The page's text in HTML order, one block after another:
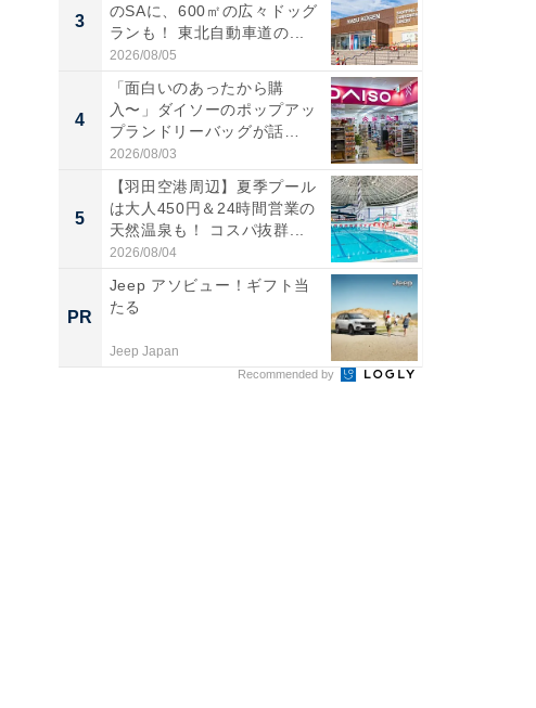
3
のSAに、600㎡の広々ドッグ
ランも！ 東北自動車道の...
2026/08/05
4
「面白いのあったから購
入〜」ダイソーのポップアッ
プランドリーバッグが話
題。“さま...
2026/08/03
5
【羽田空港周辺】夏季プール
は大人450円＆24時間営業の
天然温泉も！ コスパ抜群...
2026/08/04
PR
Jeep アソビュー！ギフト当
たる
Jeep Japan
Recommended by